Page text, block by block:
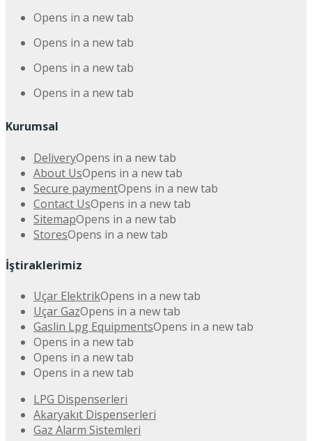
Opens in a new tab
Opens in a new tab
Opens in a new tab
Opens in a new tab
Kurumsal
DeliveryOpens in a new tab
About UsOpens in a new tab
Secure paymentOpens in a new tab
Contact UsOpens in a new tab
SitemapOpens in a new tab
StoresOpens in a new tab
İştiraklerimiz
Uçar ElektrikOpens in a new tab
Uçar GazOpens in a new tab
Gaslin Lpg EquipmentsOpens in a new tab
Opens in a new tab
Opens in a new tab
Opens in a new tab
LPG Dispenserleri
Akaryakıt Dispenserleri
Gaz Alarm Sistemleri